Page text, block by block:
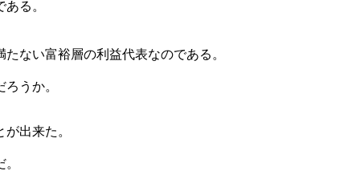
る。
ない富裕層の利益代表なのである。
うか。
出来た。